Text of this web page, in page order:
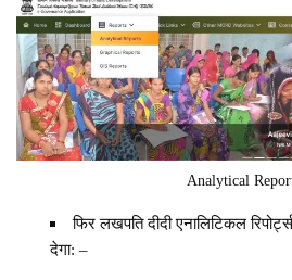
Analytical
फिर लखपति दीदी एनालिटिकल
देगा: –